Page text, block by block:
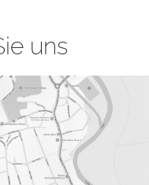
uns